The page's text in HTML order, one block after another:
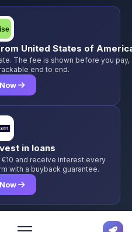
United States of
The fee is shown before you pay,
end to end.
in loans
and receive interest every
with a buyback guarantee.